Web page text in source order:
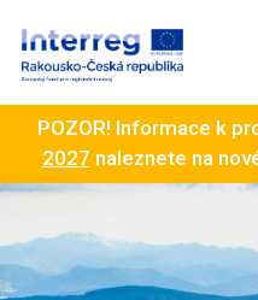
POZOR! Informace k
2027 naleznete na